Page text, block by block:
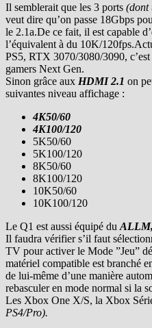
Il semblerait que les 3 ports (dont
veut dire qu’on passe 18Gbps
le 2.1a.De ce fait, il est capable
l’équivalent à du 10K/
PS5, RTX 3070/3080/3090,
gamers Next Gen.
Sinon grâce aux HDMI 2.1 on
suivantes niveau affichage :
4K50/60
4K100/120
5K50/60
5K100/120
8K50/60
8K100/120
10K50/60
10K100/120
Le Q1 est aussi équipé du
Il faudra vérifier s’il faut
TV pour activer le Mode ”Jeu”
matériel compatible est branché
de lui-même d’une manière
rebasculer en mode normal si la
Les Xbox One X/S, la Xbox
PS4/Pro).